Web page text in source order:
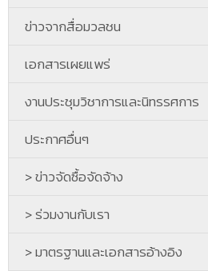
ข่าวจากสื่อมวลชน
เอกสารเผยแพร่
งานประชุมวิชาการและนิทรรศการ
ประกาศอื่นๆ
> ข่าวจัดซื้อจัดจ้าง
> ร่วมงานกับเรา
> มาตรฐานและเอกสารอ้างอิง